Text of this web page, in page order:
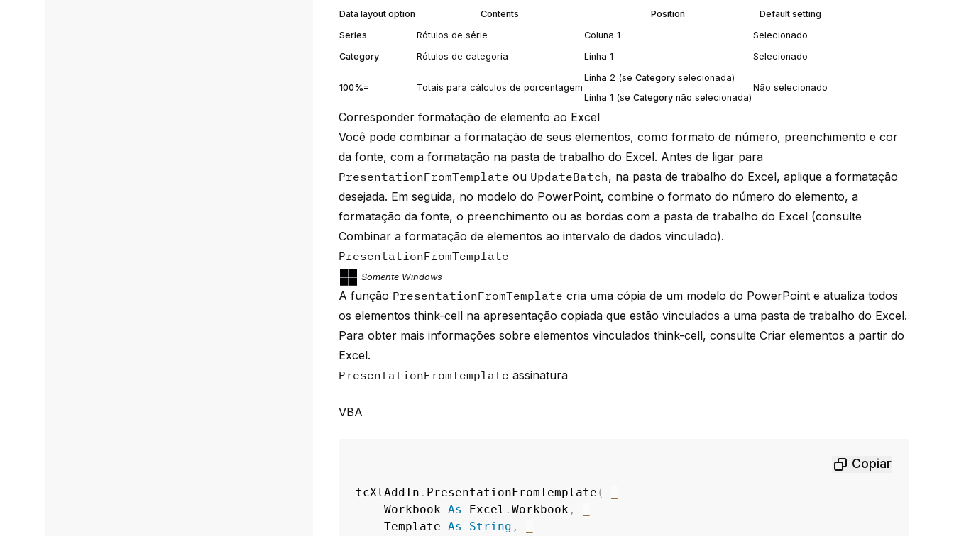
Data layout option Contents Position
Default setting
Series
Rótulos de série Coluna 1
Selecionado
Category
Rótulos de categoria Linha 1 Selecionado
100%= Totais para cálculos de porcentagem
Linha 2 (seCategory selecionada)
Linha 1 (seCategory não selecionada)
Não selecionado
Corresponder formatação de elemento ao Excel
Você pode combinar a formatação de seus elementos, como formato de número, preenchimento e cor
da fonte, com a formatação na pasta de trabalho do Excel. Antes de ligar para
PresentationFromTemplate ou UpdateBatch, na pasta de trabalho do Excel, aplique a formatação
desejada. Em seguida, no modelo do PowerPoint, combine o formato do número do elemento, a
formatação da fonte, o preenchimento ou as bordas com a pasta de trabalho do Excel (consulte
Combinar a formatação de elementos ao intervalo de dados vinculado).
PresentationFromTemplate
Somente Windows
A função PresentationFromTemplate cria uma cópia de um modelo do PowerPoint e atualiza todos
os elementosthink-cell na apresentação copiada que estão vinculados a uma pasta de trabalho do Excel.
Para obter mais informações sobre elementos vinculadosthink-cell, consulteCriar elementos a partir do
Excel.
PresentationFromTemplate assinatura
VBA
Copiar
tcXlAddIn . PresentationFromTemplate (
	Workbook
As Excel .Workbook ,
	Template
As String ,